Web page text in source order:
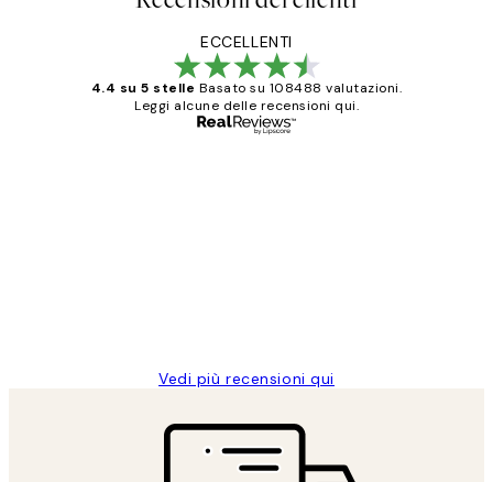
ECCELLENTI
4.4 su 5 stelle Basato su 108488 valutazioni.
Leggi alcune delle recensioni qui.
Vedi più recensioni qui